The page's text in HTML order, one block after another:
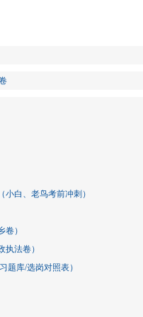
白、老鸟考前冲刺）
）
法卷）
题库/选岗对照表）